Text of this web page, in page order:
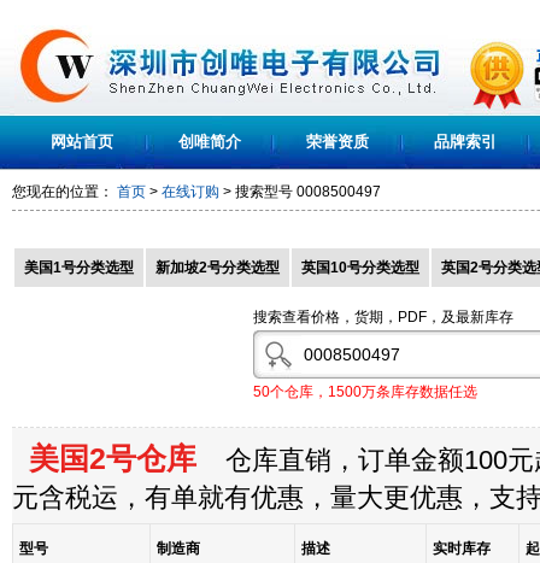
网站首页 创唯简介 荣誉资质 品牌索引
您现在的位置： 首页 > 在线订购 > 搜索型号 0008500497
美国1号分类选型 新加坡2号分类选型 英国10号分类选型 英国2号分类选
搜索查看价格，货期，PDF，及最新库存
50个仓库，1500万条库存数据任选
美国2号仓库 仓库直销，订单金额100元
元含税运，有单就有优惠，量大更优惠，支
型号 制造商 描述 实时库存